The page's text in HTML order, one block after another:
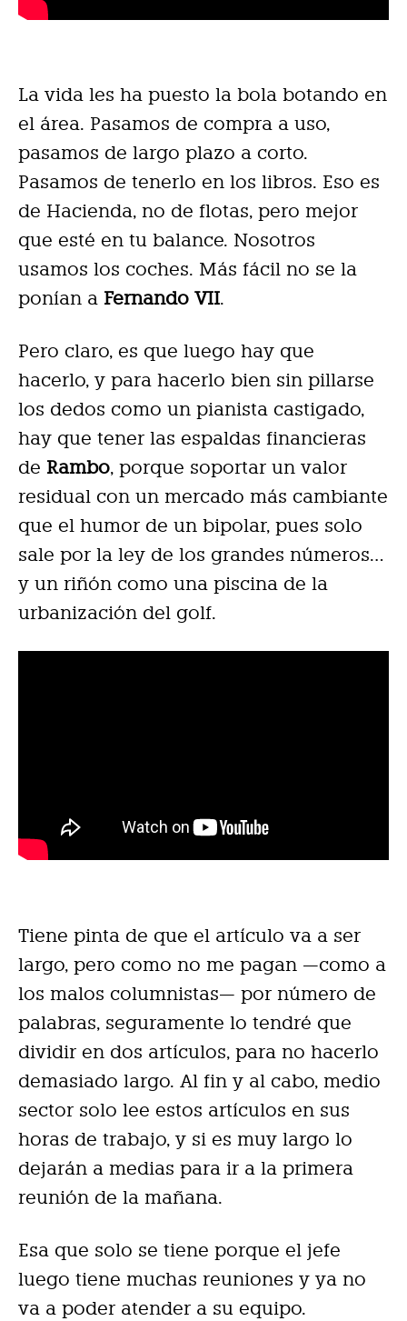
La vida les ha puesto la bola botando en
el área. Pasamos de compra a uso,
pasamos de largo plazo a corto.
Pasamos de tenerlo en los libros. Eso es
de Hacienda, no de flotas, pero mejor
que esté en tu balance. Nosotros
usamos los coches. Más fácil no se la
ponían a Fernando VII.
Pero claro, es que luego hay que
hacerlo, y para hacerlo bien sin pillarse
los dedos como un pianista castigado,
hay que tener las espaldas financieras
de Rambo, porque soportar un valor
residual con un mercado más cambiante
que el humor de un bipolar, pues solo
sale por la ley de los grandes números…
y un riñón como una piscina de la
urbanización del golf.
Tiene pinta de que el artículo va a ser
largo, pero como no me pagan —como a
los malos columnistas— por número de
palabras, seguramente lo tendré que
dividir en dos artículos, para no hacerlo
demasiado largo. Al fin y al cabo, medio
sector solo lee estos artículos en sus
horas de trabajo, y si es muy largo lo
dejarán a medias para ir a la primera
reunión de la mañana.
Esa que solo se tiene porque el jefe
luego tiene muchas reuniones y ya no
va a poder atender a su equipo.